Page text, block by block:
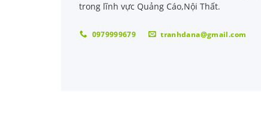
trong lĩnh vực Quảng Cáo,Nội Thất.
0979999679 tranhdana@gmail.com